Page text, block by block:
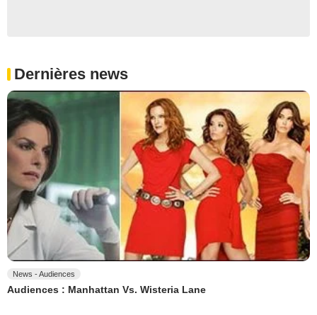
Dernières news
News - Audiences
Audiences : Manhattan Vs. Wisteria Lane